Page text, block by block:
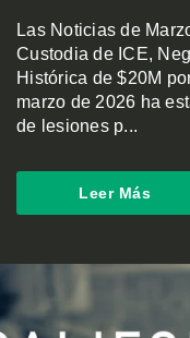
Las Noticias de
Custodia de ICE,
Histórica de $20M
marzo de 2026 ha
de lesiones p...
Leer Más